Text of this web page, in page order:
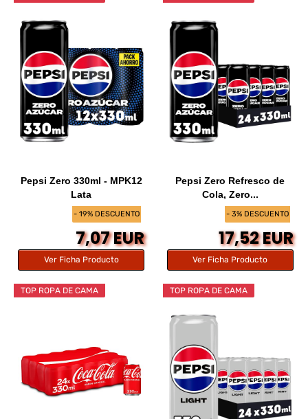
- 19% DESCUENTO
Pepsi Zero 330ml - MPK12
Lata
7,07 EUR
Ver Ficha Producto
- 3% DESCUENTO
Pepsi Zero Refresco de
Cola, Zero...
17,52 EUR
Ver Ficha Producto
TOP ROPA DE CAMA TOP ROPA DE CAMA